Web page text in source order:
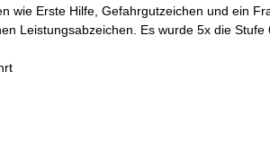
wie Erste Hilfe, Gefahrgutzeichen und ein
Leistungsabzeichen. Es wurde 5x die Stufe